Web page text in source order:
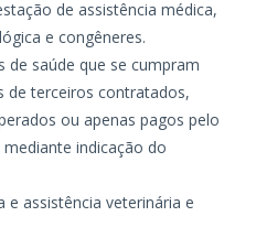
de assistência médica,
e congêneres.
de saúde que se cumpram
de terceiros contratados,
ou apenas pagos pelo
indicação do
e assistência veterinária e